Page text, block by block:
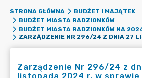
STRONA GŁÓWNA
BUDŻET I MAJĄTEK
BUDŻET MIASTA RADZIONKÓW
BUDŻET MIASTA RADZIONKÓW NA
Zarządzenie Nr 296/24 z
listopada 2024 r. w sprawie